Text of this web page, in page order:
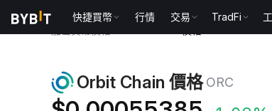
快捷買幣 行情 交易 TradFi
Orbit Chain 價格 ORC